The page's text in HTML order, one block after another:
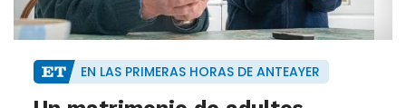
EN LAS PRIMERAS HORAS DE ANTEAYER